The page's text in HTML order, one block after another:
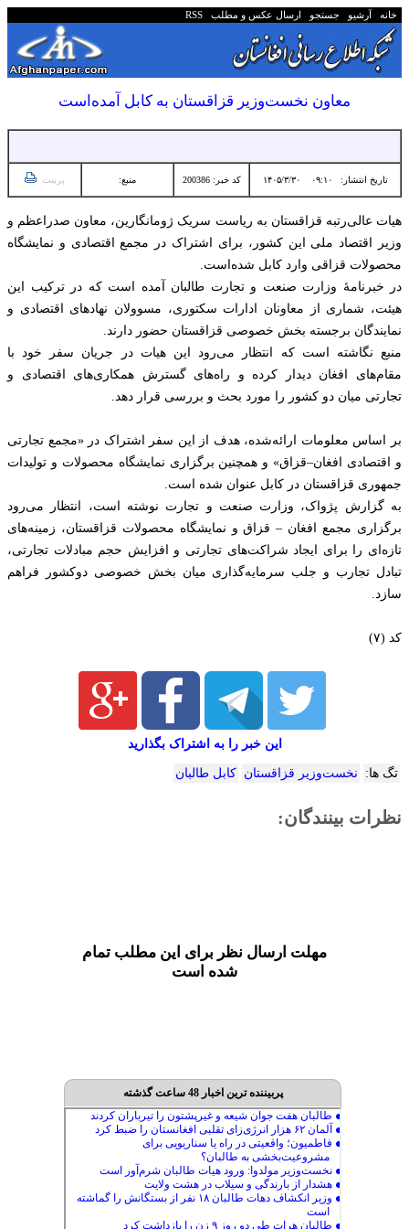
خانه آرشیو جستجو ارسال عکس و مطلب RSS
معاون نخست‌وزیر قزاقستان به کابل آمده‌است
تاریخ انتشار: ۰۹:۱۰ ۱۴۰۵/۳/۳۰ کد خبر: 200386 منبع: پرینت
هیات عالی‌رتبه قزاقستان به ریاست سریک ژومانگارین، معاون صدراعظم و
وزیر اقتصاد ملی این کشور، برای اشتراک در مجمع اقتصادی و نمایشگاه
محصولات قزاقی وارد کابل شده‌است.
در خبرنامهٔ وزارت صنعت و تجارت طالبان آمده است که در ترکیب این
هیئت، شماری از معاونان ادارات سکتوری، مسوولان نهادهای اقتصادی و
نمایندگان برجسته بخش خصوصی قزاقستان حضور دارند.
منبع نگاشته است که انتظار می‌رود این هیات در جریان سفر خود با
مقام‌های افغان دیدار کرده و راه‌های گسترش همکاری‌های اقتصادی و
تجارتی میان دو کشور را مورد بحث و بررسی قرار دهد.
بر اساس معلومات ارائه‌شده، هدف از این سفر اشتراک در «مجمع تجارتی
و اقتصادی افغان–قزاق» و همچنین برگزاری نمایشگاه محصولات و تولیدات
جمهوری قزاقستان در کابل عنوان شده است.
به گزارش پژواک، وزارت صنعت و تجارت نوشته است، انتظار می‌رود
برگزاری مجمع افغان – قزاق و نمایشگاه محصولات قزاقستان، زمینه‌های
تازه‌ای را برای ایجاد شراکت‌های تجارتی و افزایش حجم مبادلات تجارتی،
تبادل تجارب و جلب سرمایه‌گذاری میان بخش خصوصی دوکشور فراهم
سازد.
کد (۷)
این خبر را به اشتراک بگذارید
تگ ها: نخست‌وزیر قزاقستان کابل طالبان
نظرات بینندگان:
مهلت ارسال نظر برای این مطلب تمام
شده است
پربیننده ترین اخبار 48 ساعت گذشته